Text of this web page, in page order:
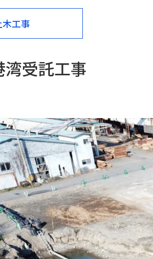
木工事
湾受託工事